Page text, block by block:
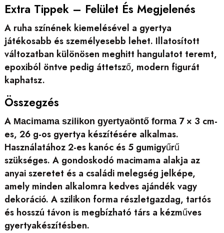
Extra Tippek – Felület És Megjelenés
A ruha színének kiemelésével a gyertya
játékosabb és személyesebb lehet. Illatosított
változatban különösen meghitt hangulatot teremt,
epoxiból öntve pedig áttetsző, modern figurát
kaphatsz.
Összegzés
A Macimama szilikon gyertyaöntő forma7 × 3 cm-
es, 26 g-os gyertya készítésére alkalmas.
Használatához 2-es kanóc és 5 gumigyűrű
szükséges. A gondoskodó macimama alakja az
anyai szeretet és a családi melegség jelképe,
amely minden alkalomra kedves ajándék vagy
dekoráció. A szilikon forma részletgazdag, tartós
és hosszú távon is megbízható társ a kézműves
gyertyakészítésben.